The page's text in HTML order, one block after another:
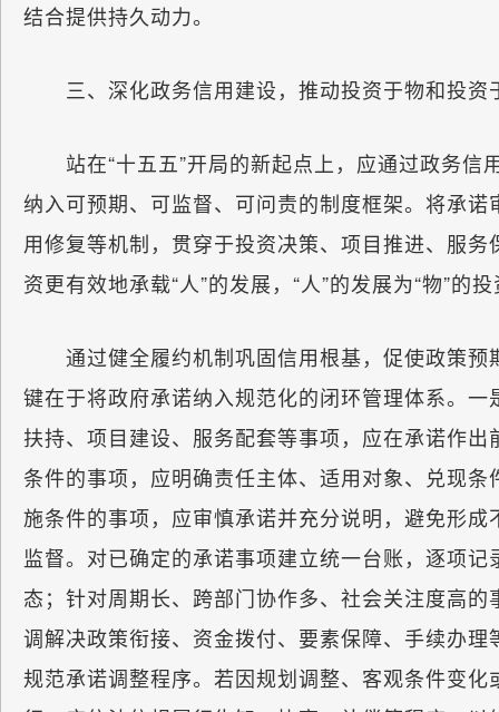
结合提供持久动力。
三、深化政务信用建设，推动投资于物和投资
站在“十五五”开局的新起点上，应通过政务信
纳入可预期、可监督、可问责的制度框架。将承
用修复等机制，贯穿于投资决策、项目推进、服
资更有效地承载“人”的发展，“人”的发展为“物”的
通过健全履约机制巩固信用根基，促使政策预
键在于将政府承诺纳入规范化的闭环管理体系。
扶持、项目建设、服务配套等事项，应在承诺作
条件的事项，应明确责任主体、适用对象、兑现
施条件的事项，应审慎承诺并充分说明，避免形
监督。对已确定的承诺事项建立统一台账，逐项
态；针对周期长、跨部门协作多、社会关注度高
调解决政策衔接、资金拨付、要素保障、手续办
规范承诺调整程序。若因规划调整、客观条件变